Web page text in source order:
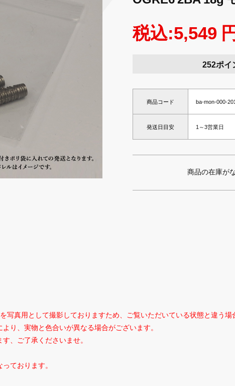
税込:5,549
252ポイ
商品コード ba-mon-000-
発送日目安 1～3営業日
商品の在庫が
写真用として撮影しておりますため、ご覧いただいている状態と違う場
り、実物と色合いが異なる場合がございます。
、ご了承くださいませ。
ております。